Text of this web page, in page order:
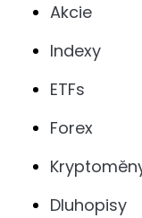
Akcie
Indexy
ETFs
Forex
Dluhopisy